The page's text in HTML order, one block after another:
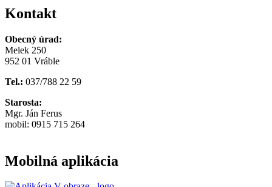
Kontakt
Obecný úrad:
Melek 250
952 01 Vráble
Tel.: 037/788 22 59
Starosta:
Mgr. Ján Ferus
mobil: 0915 715 264
Mobilná aplikácia